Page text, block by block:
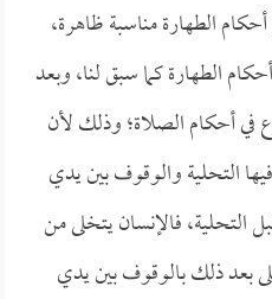
الطهارة مناسبة ظاهرة،
الطهارة كما سبق لنا، وبعد
في أحكام الصلاة؛ وذلك لأن
التحلية والوقوف بين يدي
التحلية، فالإنسان يتخلى من
بعد ذلك بالوقوف بين يدي